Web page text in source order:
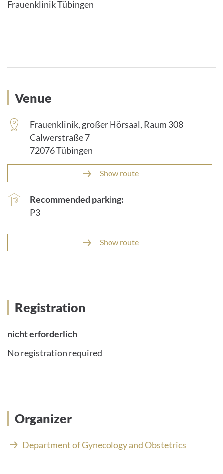
Frauenklinik Tübingen
Venue
Frauenklinik, großer Hörsaal, Raum 308
Calwerstraße 7
72076 Tübingen
Show route
Recommended parking:
P3
Show route
Registration
nicht erforderlich
No registration required
Organizer
Department of Gynecology and Obstetrics